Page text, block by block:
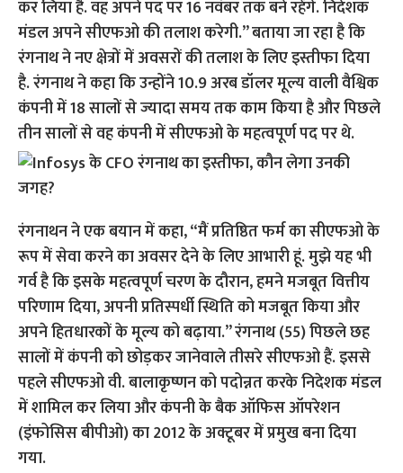
कर लिया है. वह अपने पद पर 16 नवंबर तक बने रहेंगे. निदेशक
मंडल अपने सीएफओ की तलाश करेगी.” बताया जा रहा है कि
रंगनाथ ने नए क्षेत्रों में अवसरों की तलाश के लिए इस्तीफा दिया
है. रंगनाथ ने कहा कि उन्होंने 10.9 अरब डॉलर मूल्य वाली वैश्विक
कंपनी में 18 सालों से ज्यादा समय तक काम किया है और पिछले
तीन सालों से वह कंपनी में सीएफओ के महत्वपूर्ण पद पर थे.
रंगनाथन ने एक बयान में कहा, “मैं प्रतिष्ठित फर्म का सीएफओ के
रूप में सेवा करने का अवसर देने के लिए आभारी हूं. मुझे यह भी
गर्व है कि इसके महत्वपूर्ण चरण के दौरान, हमने मजबूत वित्तीय
परिणाम दिया, अपनी प्रतिस्पर्धी स्थिति को मजबूत किया और
अपने हितधारकों के मूल्य को बढ़ाया.” रंगनाथ (55) पिछले छह
सालों में कंपनी को छोड़कर जानेवाले तीसरे सीएफओ हैं. इससे
पहले सीएफओ वी. बालाकृष्णन को पदोन्नत करके निदेशक मंडल
में शामिल कर लिया और कंपनी के बैक ऑफिस ऑपरेशन
(इंफोसिस बीपीओ) का 2012 के अक्टूबर में प्रमुख बना दिया
गया.